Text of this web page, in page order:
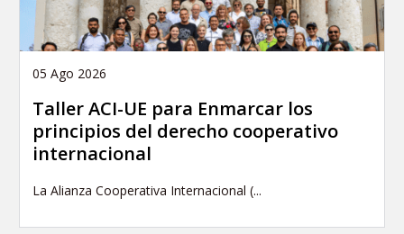
05 Ago 2026
Taller ACI-UE para Enmarcar los
principios del derecho cooperativo
internacional
La Alianza Cooperativa Internacional (...